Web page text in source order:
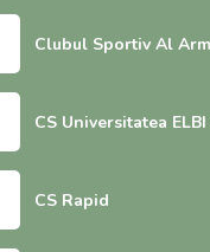
Clubul Sportiv Al
CS Universitatea
CS Rapid